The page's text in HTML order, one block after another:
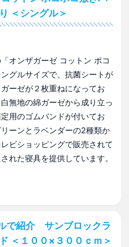
＜シングル＞
オンザガーゼ コットン ポコ
グルサイズで、抗菌シートが
ーゼが２枚重ねになってお
無地の綿ガーゼから成り立っ
用のゴムバンドが付いてお
ーンとラベンダーの2種類か
ビショッピングで販売されて
れた寝具を提供しています。
で紹介 サンブロックラ
＜１００×３００ｃｍ＞